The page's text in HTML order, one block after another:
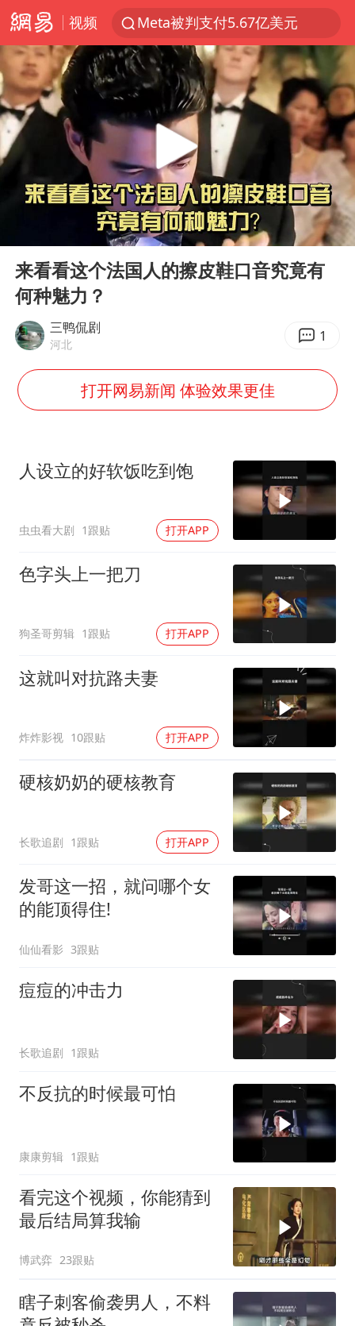
视频
Meta被判支付5.67亿美元
台风白海豚逼近 暴雨大暴雨来袭
47岁妈妈突然产女 26岁女儿：很震惊
阿根廷足协发文力挺因凡蒂诺
中国稀土盘中涨停
A股开盘：民爆、CPO等概念走强
日本广岛民众举行游行反对政府行径
21楼高空抛物嫌疑人被拘留
男子杀人后逃进深山21年活得像野人
台风白海豚最新路径研判来了
我国编制完成新版全月地质图
男子结婚8年发现3个女儿均非亲生
奋进开新局 实干挑大梁
Play
04:00
来看看这个法国人的擦皮鞋口音究竟有
何种魅力？
三鸭侃剧
河北 1
打开网易新闻 体验效果更佳
人设立的好软饭吃到饱
虫虫看大剧 1跟贴 打开APP
色字头上一把刀
狗圣哥剪辑 1跟贴 打开APP
这就叫对抗路夫妻
炸炸影视 10跟贴 打开APP
硬核奶奶的硬核教育
长歌追剧 1跟贴 打开APP
发哥这一招，就问哪个女
的能顶得住!
仙仙看影 3跟贴
痘痘的冲击力
长歌追剧 1跟贴
不反抗的时候最可怕
康康剪辑 1跟贴
看完这个视频，你能猜到
最后结局算我输
博武弈 23跟贴
瞎子刺客偷袭男人，不料